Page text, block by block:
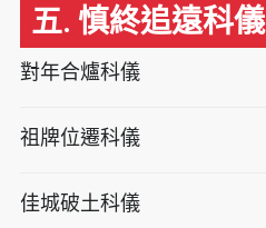
五. 慎終追遠科儀
對年合爐科儀
祖牌位遷科儀
佳城破土科儀